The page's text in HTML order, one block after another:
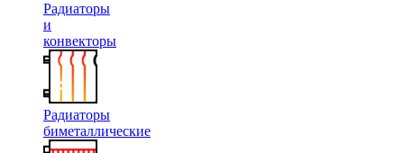
Радиаторы
и
конвекторы
Радиаторы
биметаллические